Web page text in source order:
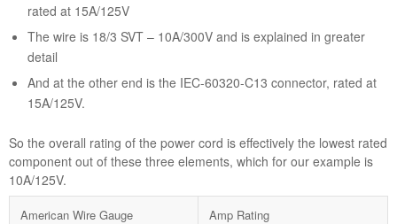
rated at 15A/125V
The wire is 18/3 SVT – 10A/300V and is explained in greater
detail
And at the other end is the IEC-60320-C13 connector, rated at
15A/125V.
So the overall rating of the power cord is effectively the lowest rated
component out of these three elements, which for our example is
10A/125V.
American Wire Gauge Amp Rating